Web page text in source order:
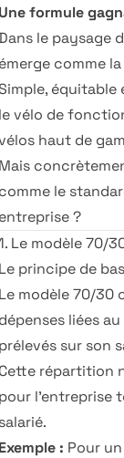
Une formule
le paysage
émerge comme
le vélo de
haut de
Mais
comme le
entreprise ?
Le modèle 70/
Le principe de
Le modèle 70/30
dépenses liées
prélevés sur son
Cette répartition
pour l'entreprise
salarié.
Exemple : Pour